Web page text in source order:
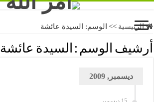
الرئيسية >> الوسم: السيدة عائشة
أرشيف الوسم : السيدة عائشة
ديسمبر, 2009